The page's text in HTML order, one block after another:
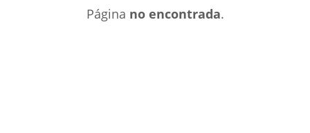
Página no encontrada.